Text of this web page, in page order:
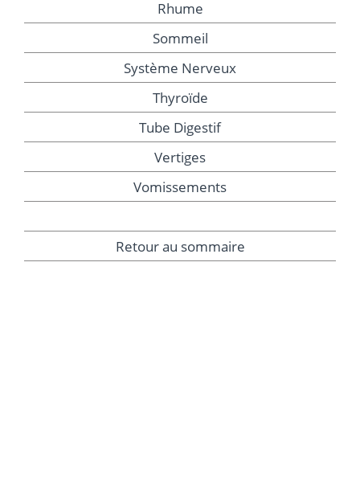
Rhume
Sommeil
Système Nerveux
Thyroïde
Tube Digestif
Vertiges
Vomissements
Retour au sommaire